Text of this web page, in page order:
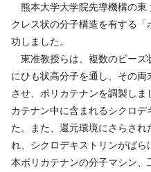
熊本大学大学院先導機構の東
クレス状の分子構造を有する
功しました。
東准教授らは、複数のビーズ
にひも状高分子を通し、その
させ、ポリカテナンを調製し
カテナン中に含まれるシクロ
た。また、還元環境にさらさ
れ、シクロデキストリンがばら
本ポリカテナンの分子マシン